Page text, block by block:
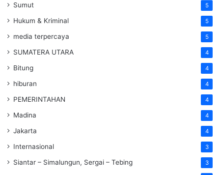
Sumut 5
Hukum & Kriminal 5
media terpercaya 5
SUMATERA UTARA 4
Bitung 4
hiburan 4
PEMERINTAHAN 4
Madina 4
Jakarta 4
Internasional 3
Siantar – Simalungun, Sergai – Tebing 3